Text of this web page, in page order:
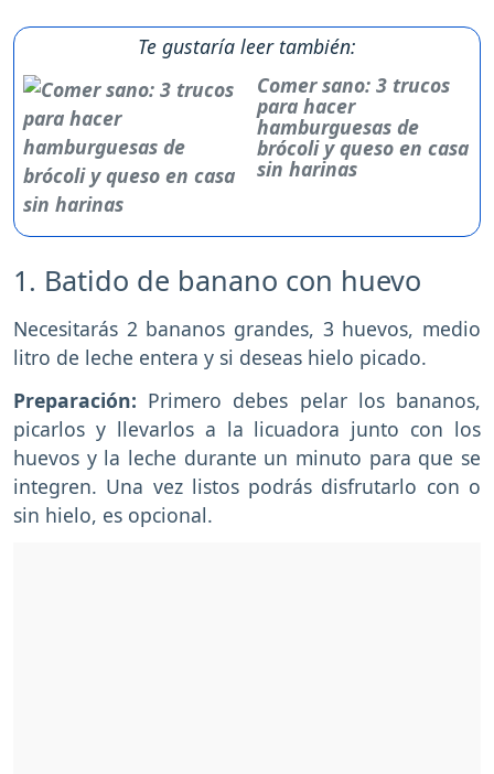
Te gustaría leer también:
Comer sano: 3 trucos
para hacer
hamburguesas de
brócoli y queso en casa
sin harinas
1. Batido de banano con huevo
Necesitarás 2 bananos grandes, 3 huevos, medio
litro de leche entera y si deseas hielo picado.
Preparación: Primero debes pelar los bananos,
picarlos y llevarlos a la licuadora junto con los
huevos y la leche durante un minuto para que se
integren. Una vez listos podrás disfrutarlo con o
sin hielo, es opcional.